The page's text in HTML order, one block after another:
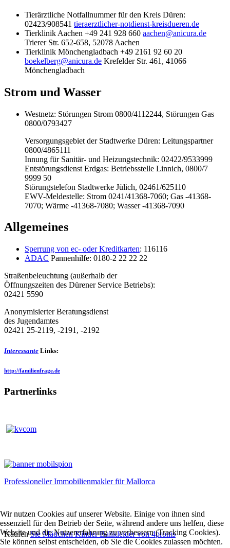
Tierärztliche Notfallnummer für den Kreis Düren:
02423/908541 tieraerztlicher-notdienst-kreisdueren.de
Tierklinik Aachen +49 241 928 660 aachen@anicura.de
Trierer Str. 652-658, 52078 Aachen
Tierklinik Mönchengladbach +49 2161 92 60 20
boekelberg@anicura.de Krefelder Str. 461, 41066
Mönchengladbach
Strom und Wasser
Westnetz: Störungen Strom 0800/4112244, Störungen Gas
0800/0793427
Versorgungsgebiet der Stadtwerke Düren: Leitungspartner
0800/4865111
Innung für Sanitär- und Heizungstechnik: 02422/9533999
Entstörungsdienst Erdgas: Betriebsstelle Linnich, 0800/7
9999 50
Störungstelefon Stadtwerke Jülich, 02461/625110
EWV-Meldestelle: Strom 0241/41368-7060; Gas -41368-
7070; Wärme -41368-7080; Wasser -41368-7090
Allgemeines
Sperrung von ec- oder Kreditkarten: 116116
ADAC Pannenhilfe: 0180-2 22 22 22
Straßenbeleuchtung (außerhalb der
Öffnungszeiten des Dürener Service Betriebs):
02421 5590
Anonymisierter Beratungsdienst
des Jugendamtes
02421 25-2119, -2191, -2192
Interessante Links:
http://familienfrage.de
Partnerlinks
Professioneller Immobilienmakler für Mallorca
KaufenSie Mädchen Kinder Ballkleider von 4proms
Wir nutzen Cookies auf unserer Website. Einige von ihnen sind
essenziell für den Betrieb der Seite, während andere uns helfen, diese
Website und die Nutzererfahrung zu verbessern (Tracking Cookies).
Sie können selbst entscheiden, ob Sie die Cookies zulassen möchten.